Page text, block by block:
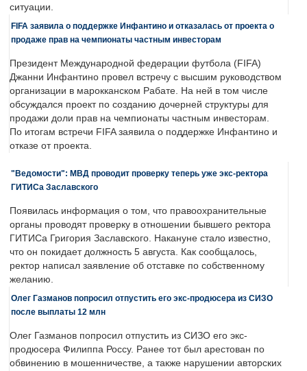
ситуации.
FIFA заявила о поддержке Инфантино и отказалась от проекта о
продаже прав на чемпионаты частным инвесторам
Президент Международной федерации футбола (FIFA)
Джанни Инфантино провел встречу с высшим руководством
организации в марокканском Рабате. На ней в том числе
обсуждался проект по созданию дочерней структуры для
продажи доли прав на чемпионаты частным инвесторам.
По итогам встречи FIFA заявила о поддержке Инфантино и
отказе от проекта.
"Ведомости": МВД проводит проверку теперь уже экс-ректора
ГИТИСа Заславского
Появилась информация о том, что правоохранительные
органы проводят проверку в отношении бывшего ректора
ГИТИСа Григория Заславского. Накануне стало известно,
что он покидает должность 5 августа. Как сообщалось,
ректор написал заявление об отставке по собственному
желанию.
Олег Газманов попросил отпустить его экс-продюсера из СИЗО
после выплаты 12 млн
Олег Газманов попросил отпустить из СИЗО его экс-
продюсера Филиппа Россу. Ранее тот был арестован по
обвинению в мошенничестве, а также нарушении авторских